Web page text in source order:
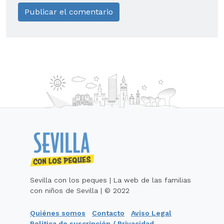
Sevilla con los peques | La web de las familias
con niños de Sevilla | © 2022
Quiénes somos Contacto
Aviso Legal